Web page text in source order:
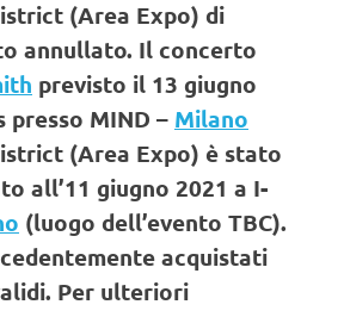
(Area Expo) di
annullato. Il concerto
previsto il 13 giugno
presso MIND – Milano
(Area Expo) è stato
all’11 giugno 2021 a I-
(luogo dell’evento TBC).
acquistati
Per ulteriori